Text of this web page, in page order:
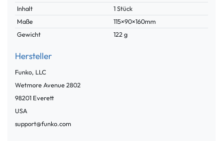
Inhalt
1 Stück
Maße
115×90×160mm
Gewicht
122 g
Hersteller
Funko, LLC
Wetmore Avenue2802
98201 Everett
USA
support@funko.com